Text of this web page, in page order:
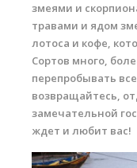
змеями и
травами и ядом
лотоса и кофе,
Сортов много,
перепробывать
возвращайтесь,
замечательной
ждет и любит вас!